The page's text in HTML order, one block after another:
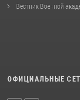
Вестник Военной
ОФИЦИАЛЬНЫЕ